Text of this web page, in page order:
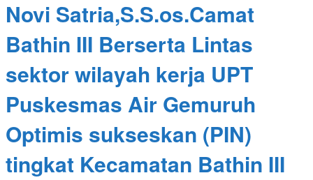
Novi Satria,S.S.os.Camat
Bathin III Berserta Lintas
sektor wilayah kerja UPT
Puskesmas Air Gemuruh
Optimis sukseskan (PIN)
tingkat Kecamatan Bathin III